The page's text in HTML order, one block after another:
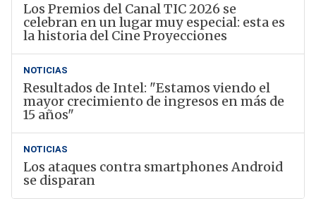
Los Premios del Canal TIC 2026 se
celebran en un lugar muy especial: esta es
la historia del Cine Proyecciones
NOTICIAS
Resultados de Intel: "Estamos viendo el
mayor crecimiento de ingresos en más de
15 años"
NOTICIAS
Los ataques contra smartphones Android
se disparan